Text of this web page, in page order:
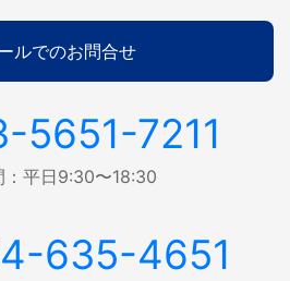
ルでのお問合せ
5651-7211
：平日9:30〜18:30
635-4651